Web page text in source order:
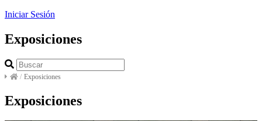
Iniciar Sesión
Exposiciones
/ Exposiciones
Exposiciones